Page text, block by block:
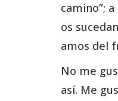
camino”;
os
amos del
No me
así. Me